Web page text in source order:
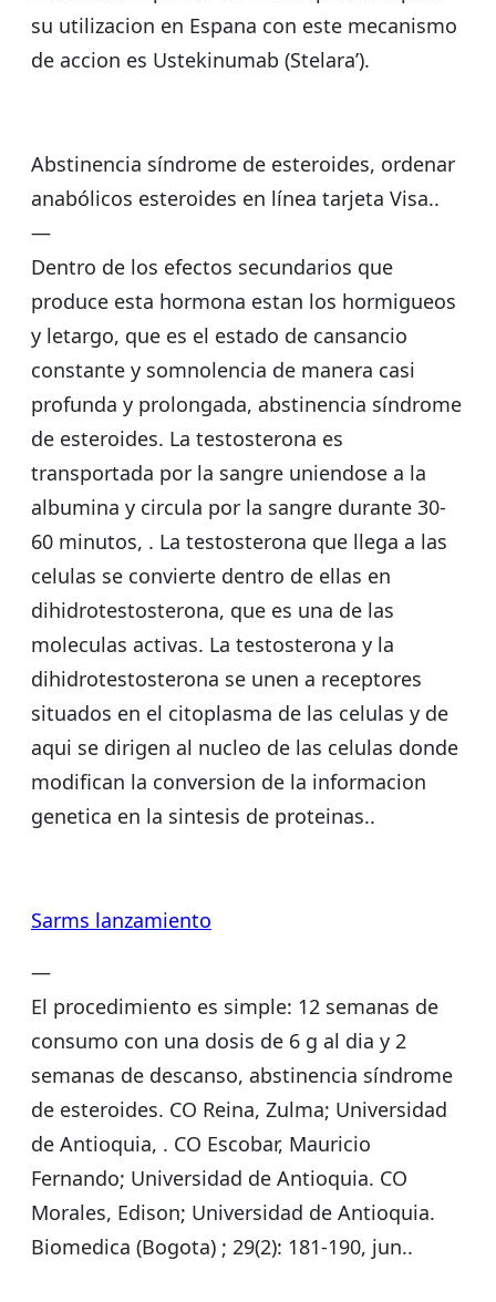
su utilizacion en Espana con este mecanismo
de accion es Ustekinumab (Stelara’).
Abstinencia síndrome de esteroides, ordenar
anabólicos esteroides en línea tarjeta Visa..
—
Dentro de los efectos secundarios que
produce esta hormona estan los hormigueos
y letargo, que es el estado de cansancio
constante y somnolencia de manera casi
profunda y prolongada, abstinencia síndrome
de esteroides. La testosterona es
transportada por la sangre uniendose a la
albumina y circula por la sangre durante 30-
60 minutos, . La testosterona que llega a las
celulas se convierte dentro de ellas en
dihidrotestosterona, que es una de las
moleculas activas. La testosterona y la
dihidrotestosterona se unen a receptores
situados en el citoplasma de las celulas y de
aqui se dirigen al nucleo de las celulas donde
modifican la conversion de la informacion
genetica en la sintesis de proteinas..
Sarms lanzamiento
—
El procedimiento es simple: 12 semanas de
consumo con una dosis de 6 g al dia y 2
semanas de descanso, abstinencia síndrome
de esteroides. CO Reina, Zulma; Universidad
de Antioquia, . CO Escobar, Mauricio
Fernando; Universidad de Antioquia. CO
Morales, Edison; Universidad de Antioquia.
Biomedica (Bogota) ; 29(2): 181-190, jun..